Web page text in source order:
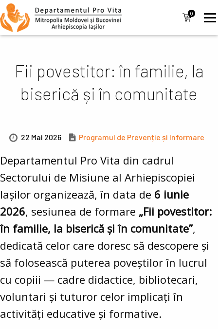
Mergi la conţinutul principal
0
items
Navigare
principală
Fii povestitor: în familie, la
biserică și în comunitate
22 Mai 2026 Programul de Prevenție și Informare
Departamentul Pro Vita din cadrul
Sectorului de Misiune al Arhiepiscopiei
Iașilor organizează, în data de 6 iunie
2026, sesiunea de formare „Fii povestitor:
în familie, la biserică și în comunitate”,
dedicată celor care doresc să descopere și
să folosească puterea poveștilor în lucrul
cu copiii — cadre didactice, bibliotecari,
voluntari și tuturor celor implicați în
activități educative și formative.